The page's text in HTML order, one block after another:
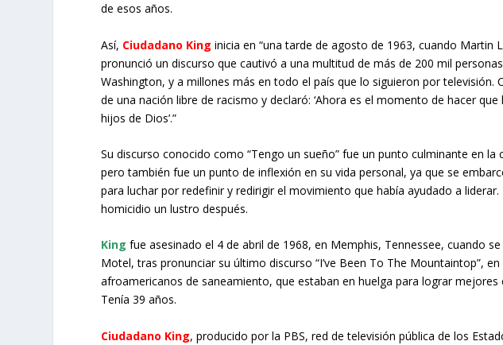
de esos años.
Así, Ciudadano King inicia en “una tarde de agosto de 1963, cuando Martin
pronunció un discurso que cautivó a una multitud de más de 200 mil
Washington, y a millones más en todo el país que lo siguieron por televisión.
de una nación libre de racismo y declaró: ‘Ahora es el momento de hacer
hijos de Dios’.”
Su discurso conocido como “Tengo un sueño” fue un punto culminante en la
pero también fue un punto de inflexión en su vida personal, ya que se
para luchar por redefinir y redirigir el movimiento que había ayudado a
homicidio un lustro después.
King fue asesinado el 4 de abril de 1968, en Memphis, Tennessee, cuando
Motel, tras pronunciar su último discurso “I’ve Been To The Mountaintop”,
afroamericanos de saneamiento, que estaban en huelga para lograr
Tenía 39 años.
Ciudadano King, producido por la PBS, red de televisión pública de los